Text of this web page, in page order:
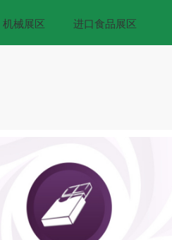
机械展区 进口食品展区